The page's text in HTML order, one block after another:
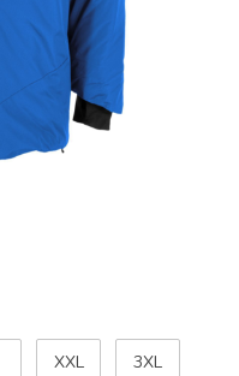
XXL 3XL